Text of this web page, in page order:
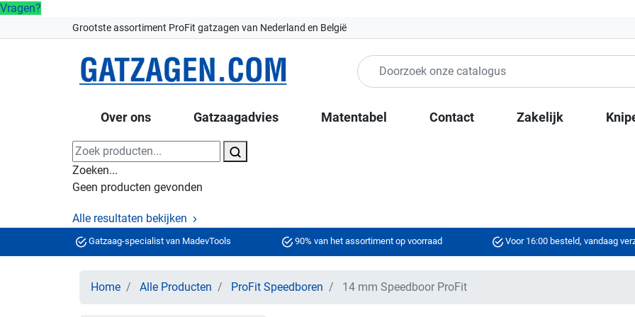
Vragen?
Grootste assortiment ProFit gatzagen van Nederland en België
Over ons Gatzaagadvies Matentabel Contact Zakelijk
Zoeken...
Geen producten gevonden
Alle resultaten bekijken
Gatzaag-specialist van MadevTools 90% van het assortiment op voorraad Voor 16:00 besteld, vandaag
Home Alle Producten ProFit Speedboren 14 mm Speedboor ProFit